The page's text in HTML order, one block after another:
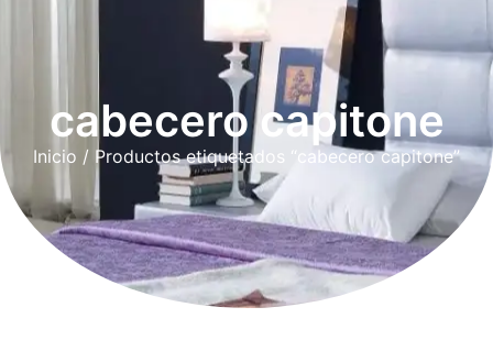
cabecero capitone
Inicio / Productos etiquetados “cabecero capitone”